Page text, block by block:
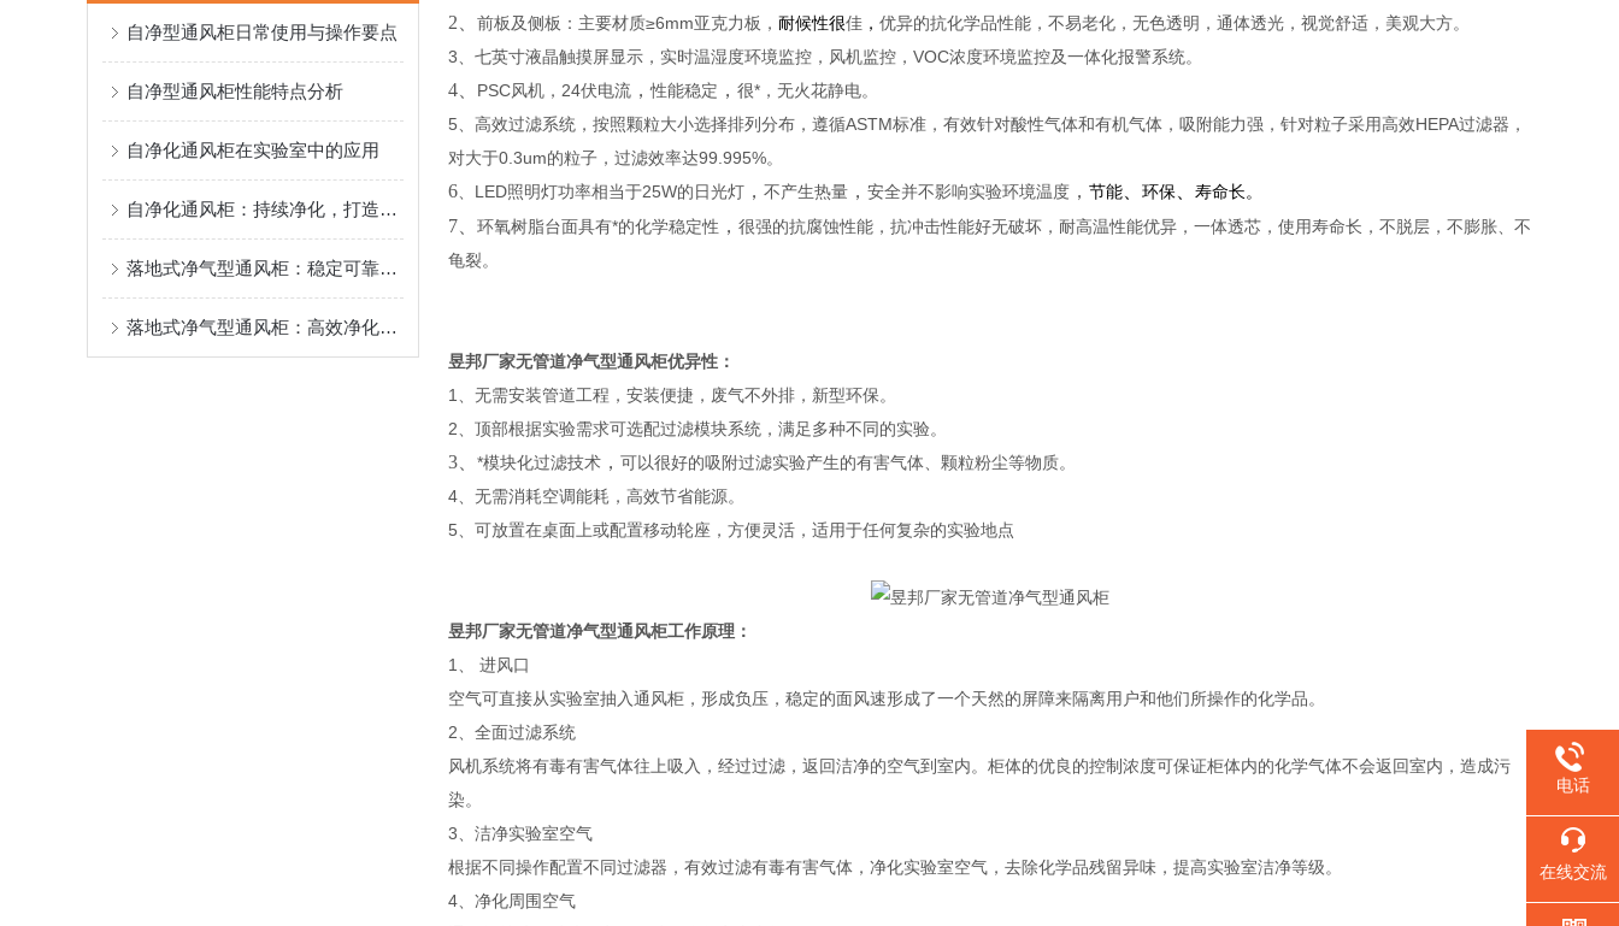
自净型通风柜日常使用与操作要点
自净型通风柜性能特点分析
自净化通风柜在实验室中的应用
自净化通风柜：持续净化，打造清新实验空间
落地式净气型通风柜：稳定可靠，给用户安心的使用感受
落地式净气型通风柜：高效净化，守护实验环境
2、 前板及侧板：主要材质≥6mm亚克力板， 耐候性很佳 ， 优异的抗化学品性能，不易老化，无色透明，通体透光，视觉舒适，美观大方。
3、七英寸液晶触摸屏显示，实时温湿度环境监控，风机监控，VOC浓度环境监控及一体化报警系统。
4、 PSC风机，24伏电流 ，性能稳定 ， 很* ，无火花静电。
5、高效过滤系统，按照颗粒大小选择排列分布，遵循ASTM标准，有效针对酸性气体和有机气体，吸附能力强，针对粒子采用高效HEPA过滤器，
对大于0.3um的粒子，过滤效率达99.995%。
6、 LED照明灯功率相当于25W的日光灯 ， 不产生热量 ， 安全并不影响实验环境温度 ， 节能 环保 寿命长。
7、 环氧树脂台面具有*的化学稳定性 ， 很强的抗腐蚀性能，抗冲击性能好无破坏，耐高温性能优异，一体透芯，使用寿命长，不脱层，不膨胀、不
龟裂。
昱邦厂家无管道净气型通风柜优异性：
1、无需安装管道工程，安装便捷，废气不外排，新型环保。
2、顶部根据实验需求可选配过滤模块系统，满足多种不同的实验。
3、 *模块化过滤技术 ， 可以很好的吸附过滤实验产生的有害气体、颗粒粉尘等物质。
4、无需消耗空调能耗，高效节省能源。
5、可放置在桌面上或配置移动轮座，方便灵活，适用于任何复杂的实验地点
昱邦厂家无管道净气型通风柜工作原理：
1、 进风口
空气可直接从实验室抽入通风柜，形成负压，稳定的面风速形成了一个天然的屏障来隔离用户和他们所操作的化学品。
2、全面过滤系统
风机系统将有毒有害气体往上吸入，经过过滤，返回洁净的空气到室内。柜体的优良的控制浓度可保证柜体内的化学气体不会返回室内，造成污
染。
3、洁净实验室空气
根据不同操作配置不同过滤器，有效过滤有毒有害气体，净化实验室空气，去除化学品残留异味，提高实验室洁净等级。
4、净化周围空气
电话
在线交流